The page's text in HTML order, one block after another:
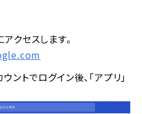
クセスします。
トでログイン後、「アプリ」